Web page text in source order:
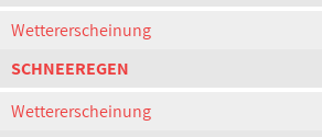
Wettererscheinung
SCHNEEREGEN
Wettererscheinung